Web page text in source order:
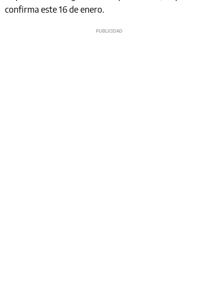
confirma este 16 de enero.